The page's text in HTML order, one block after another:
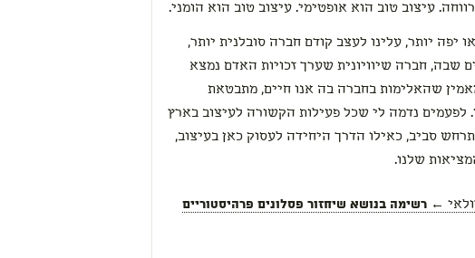
עיצוב טוב הוא אופטימי. עיצוב טוב הוא הומני.
יפה יותר, עלינו לעצב קודם חברה סובלנית יותר,
שבה, חברה שיוויונית שערך זכויות האדם נמצא
שהאלימות בחברה בה אנו חיים, מתבטאת
לפעמים נדמה לי שכל פעילות הקשורה לעיצוב בארץ
סביב, כאילו הדרך היחידה לעסוק כאן בעיצוב,
שלנו.
← רשימה בנושא שיחזור פסלונים פרהיסטוריים